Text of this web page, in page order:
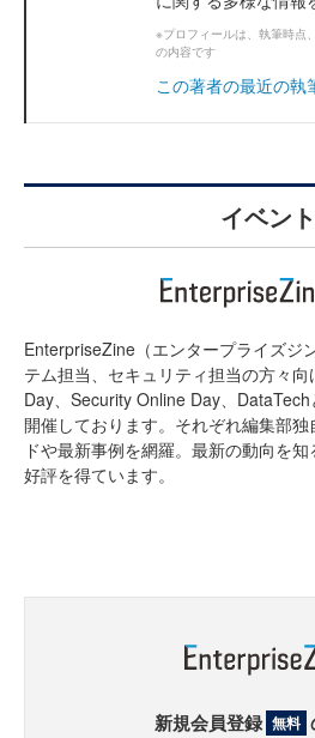
※プロフィールは、執筆時点
の内容です
この著者の最近の執
イベント
EnterpriseZine（エンタープライズジ
テム担当、セキュリティ担当の方々
Day、Security Online Day、
開催しております。それぞれ編集部
ドや最新事例を網羅。最新の動向を知
好評を得ています。
新規会員登録 無料